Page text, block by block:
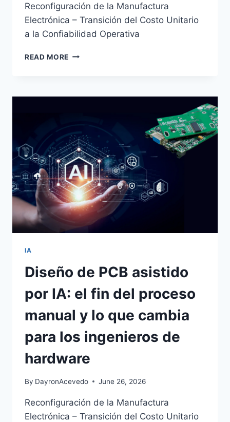
Reconfiguración de la Manufactura
Electrónica – Transición del Costo Unitario
a la Confiabilidad Operativa
READ MORE
IA
Diseño de PCB asistido
por IA: el fin del proceso
manual y lo que cambia
para los ingenieros de
hardware
By DayronAcevedo June 26, 2026
Reconfiguración de la Manufactura
Electrónica – Transición del Costo Unitario